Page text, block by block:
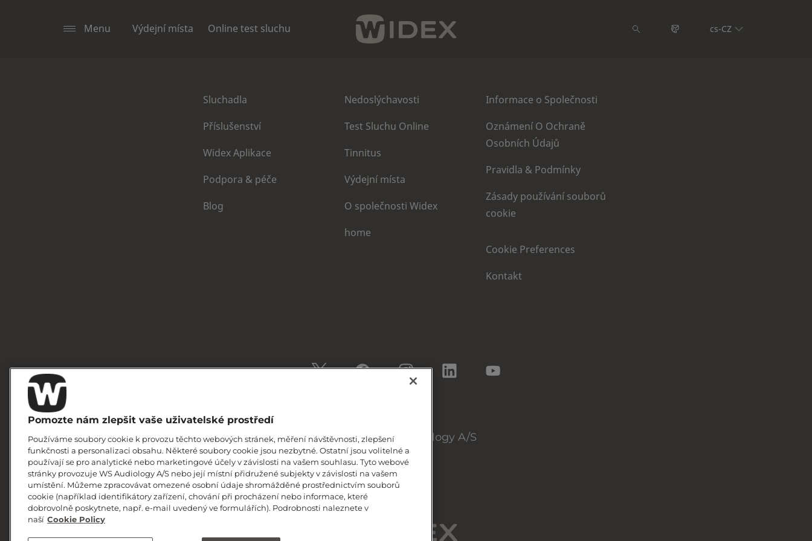
Menu Výdejní místa Online test sluchu cs-CZ
Sluchadla
Příslušenství
Widex Aplikace
Podpora & péče
Blog
Nedoslýchavosti
Test Sluchu Online
Tinnitus
Výdejní místa
O společnosti Widex
home
Informace o Společnosti
Oznámení O Ochraně
Osobních Údajů
Pravidla & Podmínky
Zásady používání souborů
cookie
Cookie Preferences
Kontakt
© 2022, WS Audiology A/S
Pomozte nám zlepšit vaše uživatelské prostředí
Používáme soubory cookie k provozu těchto webových stránek, měření návštěvnosti, zlepšení
funkčnosti a personalizaci obsahu. Některé soubory cookie jsou nezbytné. Ostatní jsou volitelné a
používají se pro analytické nebo marketingové účely v závislosti na vašem souhlasu. Tyto webové
stránky provozuje WS Audiology A/S nebo její místní přidružené subjekty v závislosti na vašem
umístění. Můžeme zpracovávat omezené osobní údaje shromážděné prostřednictvím souborů
cookie (například identifikátory zařízení, chování při procházení nebo informace, které
dobrovolně poskytnete, např. e-mail uvedený ve formulářích). Podrobnosti naleznete v
naší Cookie Policy